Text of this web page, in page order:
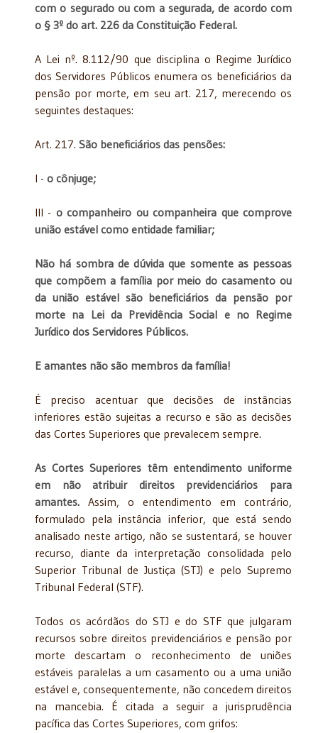
com o segurado ou com a segurada, de acordo com
o § 3º do art. 226 da Constituição Federal.
A Lei nº. 8.112/90 que disciplina o Regime Jurídico
dos Servidores Públicos enumera os beneficiários da
pensão por morte, em seu art. 217, merecendo os
seguintes destaques:
Art. 217. São beneficiários das pensões:
I - o cônjuge;
III - o companheiro ou companheira que comprove
união estável como entidade familiar;
Não há sombra de dúvida que somente as pessoas
que compõem a família por meio do casamento ou
da união estável são beneficiários da pensão por
morte na Lei da Previdência Social e no Regime
Jurídico dos Servidores Públicos.
E amantes não são membros da família!
É preciso acentuar que decisões de instâncias
inferiores estão sujeitas a recurso e são as decisões
das Cortes Superiores que prevalecem sempre.
As Cortes Superiores têm entendimento uniforme
em não atribuir direitos previdenciários para
amantes. Assim, o entendimento em contrário,
formulado pela instância inferior, que está sendo
analisado neste artigo, não se sustentará, se houver
recurso, diante da interpretação consolidada pelo
Superior Tribunal de Justiça (STJ) e pelo Supremo
Tribunal Federal (STF).
Todos os acórdãos do STJ e do STF que julgaram
recursos sobre direitos previdenciários e pensão por
morte descartam o reconhecimento de uniões
estáveis paralelas a um casamento ou a uma união
estável e, consequentemente, não concedem direitos
na mancebia. É citada a seguir a jurisprudência
pacífica das Cortes Superiores, com grifos: